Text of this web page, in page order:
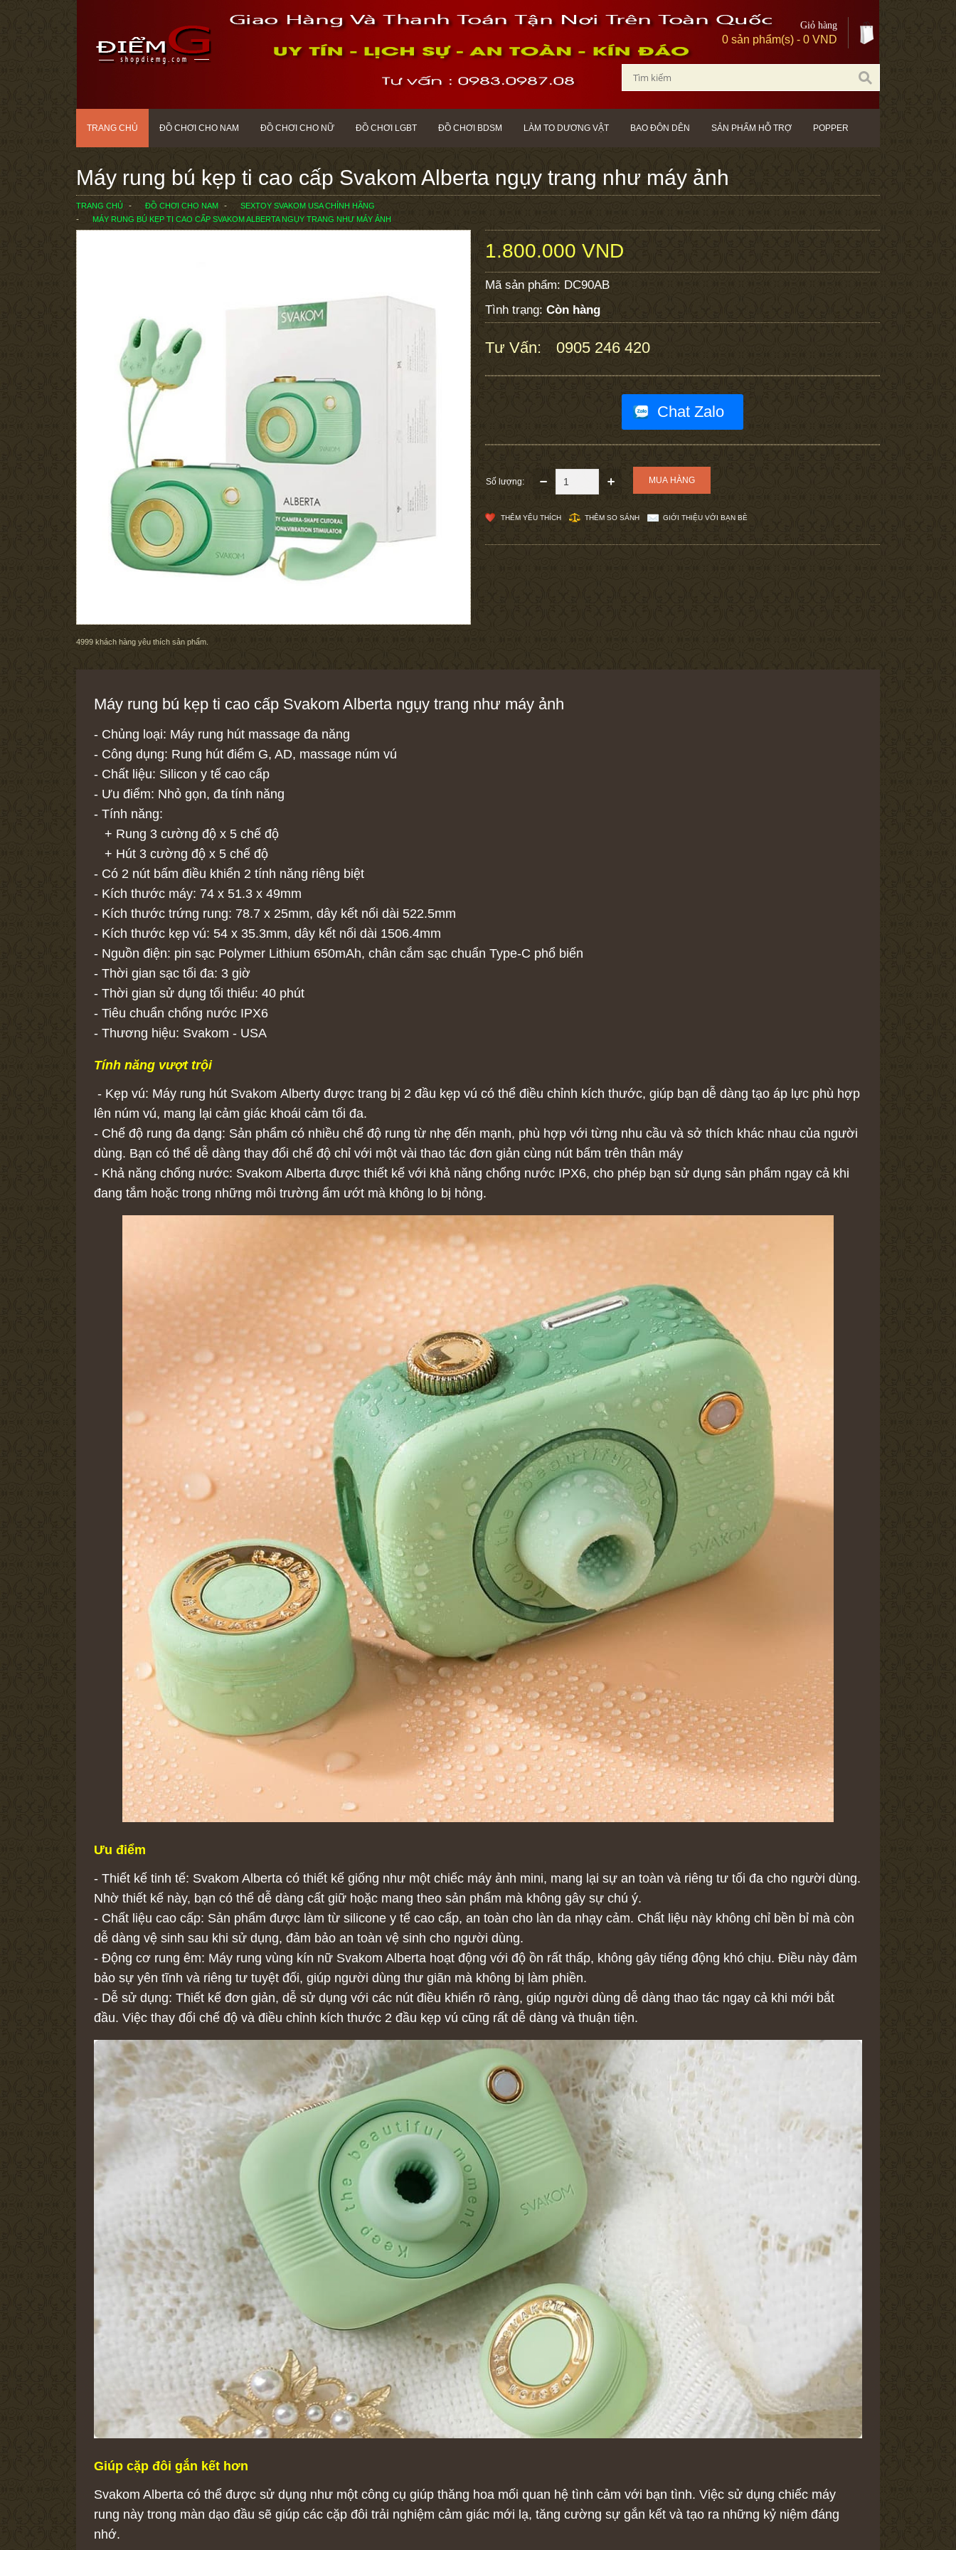
Giỏ hàng
0 sản phẩm(s) - 0 VND
TRANG CHỦ ĐỒ CHƠI CHO NAM ĐỒ CHƠI CHO NỮ ĐỒ CHƠI LGBT ĐỒ CHƠI BDSM LÀM TO DƯƠNG VẬT BAO ĐÔN DÊN SẢN PHẨM HỖ TRỢ POPPER
Máy rung bú kẹp ti cao cấp Svakom Alberta ngụy trang như máy ảnh
TRANG CHỦ ĐỒ CHƠI CHO NAM
SEXTOY SVAKOM USA CHÍNH HÃNG
MÁY RUNG BÚ KẸP TI CAO CẤP SVAKOM ALBERTA NGỤY TRANG NHƯ MÁY ẢNH
4999 khách hàng yêu thích sản phẩm.
1.800.000 VND
Mã sản phẩm: DC90AB
Tình trạng: Còn hàng
Tư Vấn: 0905 246 420
Chat Zalo
Số lượng:
THÊM YÊU THÍCH THÊM SO SÁNH GIỚI THIỆU VỚI BẠN BÈ
Máy rung bú kẹp ti cao cấp Svakom Alberta ngụy trang như máy ảnh
- Chủng loại: Máy rung hút massage đa năng
- Công dụng: Rung hút điểm G, AD, massage núm vú
- Chất liệu: Silicon y tế cao cấp
- Ưu điểm: Nhỏ gọn, đa tính năng
- Tính năng:
+ Rung 3 cường độ x 5 chế độ
+ Hút 3 cường độ x 5 chế độ
- Có 2 nút bấm điều khiển 2 tính năng riêng biệt
- Kích thước máy: 74 x 51.3 x 49mm
- Kích thước trứng rung: 78.7 x 25mm, dây kết nối dài 522.5mm
- Kích thước kẹp vú: 54 x 35.3mm, dây kết nối dài 1506.4mm
- Nguồn điện: pin sạc Polymer Lithium 650mAh, chân cắm sạc chuẩn Type-C phổ biến
- Thời gian sạc tối đa: 3 giờ
- Thời gian sử dụng tối thiểu: 40 phút
- Tiêu chuẩn chống nước IPX6
- Thương hiệu: Svakom - USA
Tính năng vượt trội
- Kẹp vú: Máy rung hút Svakom Alberty được trang bị 2 đầu kẹp vú có thể điều chỉnh kích thước, giúp bạn dễ dàng tạo áp lực phù hợp
lên núm vú, mang lại cảm giác khoái cảm tối đa.
- Chế độ rung đa dạng: Sản phẩm có nhiều chế độ rung từ nhẹ đến mạnh, phù hợp với từng nhu cầu và sở thích khác nhau của người
dùng. Bạn có thể dễ dàng thay đổi chế độ chỉ với một vài thao tác đơn giản cùng nút bấm trên thân máy
- Khả năng chống nước: Svakom Alberta được thiết kế với khả năng chống nước IPX6, cho phép bạn sử dụng sản phẩm ngay cả khi
đang tắm hoặc trong những môi trường ẩm ướt mà không lo bị hỏng.
Ưu điểm
- Thiết kế tinh tế: Svakom Alberta có thiết kế giống như một chiếc máy ảnh mini, mang lại sự an toàn và riêng tư tối đa cho người dùng.
Nhờ thiết kế này, bạn có thể dễ dàng cất giữ hoặc mang theo sản phẩm mà không gây sự chú ý.
- Chất liệu cao cấp: Sản phẩm được làm từ silicone y tế cao cấp, an toàn cho làn da nhạy cảm. Chất liệu này không chỉ bền bỉ mà còn
dễ dàng vệ sinh sau khi sử dụng, đảm bảo an toàn vệ sinh cho người dùng.
- Động cơ rung êm: Máy rung vùng kín nữ Svakom Alberta hoạt động với độ ồn rất thấp, không gây tiếng động khó chịu. Điều này đảm
bảo sự yên tĩnh và riêng tư tuyệt đối, giúp người dùng thư giãn mà không bị làm phiền.
- Dễ sử dụng: Thiết kế đơn giản, dễ sử dụng với các nút điều khiển rõ ràng, giúp người dùng dễ dàng thao tác ngay cả khi mới bắt
đầu. Việc thay đổi chế độ và điều chỉnh kích thước 2 đầu kẹp vú cũng rất dễ dàng và thuận tiện.
Giúp cặp đôi gắn kết hơn
Svakom Alberta có thể được sử dụng như một công cụ giúp thăng hoa mối quan hệ tình cảm với bạn tình. Việc sử dụng chiếc máy
rung này trong màn dạo đầu sẽ giúp các cặp đôi trải nghiệm cảm giác mới lạ, tăng cường sự gắn kết và tạo ra những kỷ niệm đáng
nhớ.